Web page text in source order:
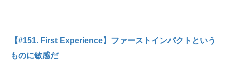
【#151. First Experience】ファーストインパクトという
ものに敏感だ